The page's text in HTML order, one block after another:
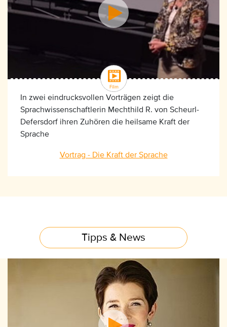
In zwei eindrucksvollen Vorträgen zeigt die
Sprachwissenschaftlerin Mechthild R. von Scheurl-
Defersdorf ihren Zuhören die heilsame Kraft der
Sprache
Vortrag - Die Kraft der Sprache
Tipps & News